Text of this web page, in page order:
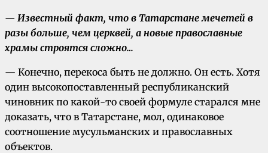
— Известный факт, что в Татарстане мечетей в
разы больше, чем церквей, а новые православные
храмы строятся сложно…
— Конечно, перекоса быть не должно. Он есть. Хотя
один высокопоставленный республиканский
чиновник по какой-то своей формуле старался мне
доказать, что в Татарстане, мол, одинаковое
соотношение мусульманских и православных
объектов.